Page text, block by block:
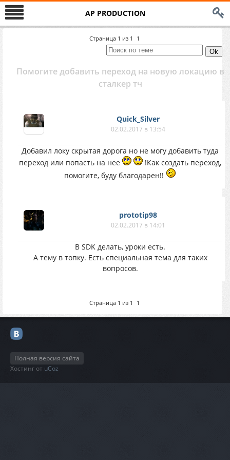
AP PRODUCTION
Страница 1 из 1 1
Помогите добавить переход на новую локацию в
сталкер тч
Quick_Silver
02.02.2017 в 13:54
Добавил локу скрытая дорога но не могу добавить туда
переход или попасть на нее
!Как создать переход,
помогите, буду благодарен!!
prototip98
02.02.2017 в 14:01
В SDK делать, уроки есть.
А тему в топку. Есть специальная тема для таких
вопросов.
Страница 1 из 1 1
Полная версия сайта
Хостинг от uCoz